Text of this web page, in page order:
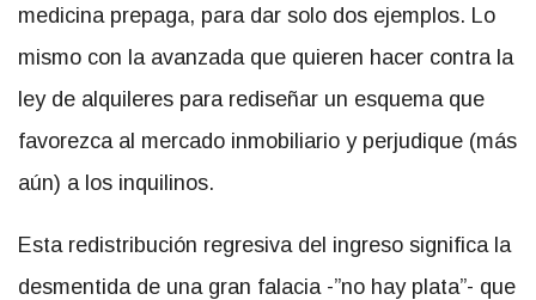
medicina prepaga, para dar solo dos ejemplos. Lo
mismo con la avanzada que quieren hacer contra la
ley de alquileres para rediseñar un esquema que
favorezca al mercado inmobiliario y perjudique (más
aún) a los inquilinos.
Esta redistribución regresiva del ingreso significa la
desmentida de una gran falacia -”no hay plata”- que